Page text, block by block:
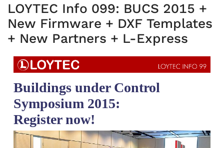
LOYTEC Info 099: BUCS 2015 +
New Firmware + DXF Templates
+ New Partners + L-Express